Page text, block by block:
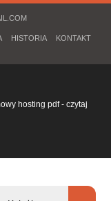
HISTORIA KONTAKT
hosting pdf - czytaj